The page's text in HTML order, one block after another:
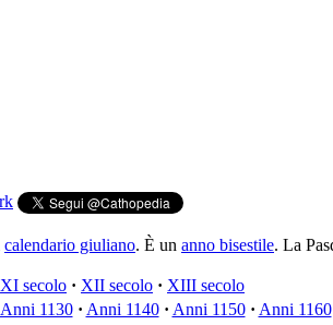
calendario giuliano. È un anno bisestile. La
XI secolo · XII secolo · XIII secolo
Anni 1130· Anni 1140· Anni 1150· Anni 1160